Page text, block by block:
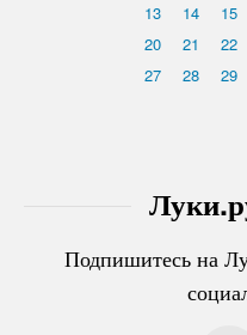
Подпишитесь на
13
14 15
20
21 22
27
28 29